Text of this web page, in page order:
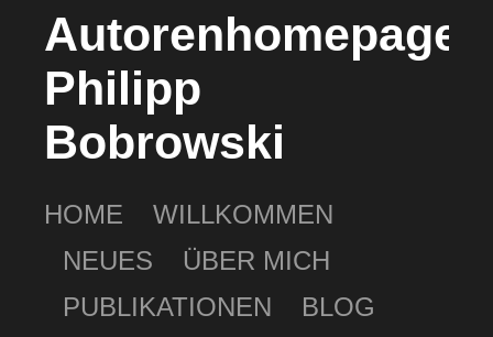
Autorenhomepage
Philipp
Bobrowski
HOME
WILLKOMMEN
NEUES
ÜBER MICH
PUBLIKATIONEN
BLOG